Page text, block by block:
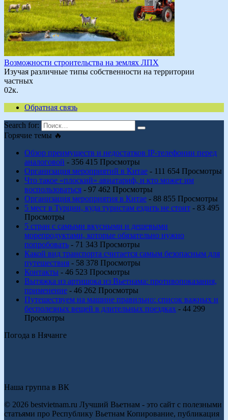
Возможности строительства на землях ЛПХ
Изучая различные типы собственности на территории
частных
02к.
Обратная связь
Search for:
Горячие темы 🔥
Обзор преимуществ и недостатков IP-телефонии перед
аналоговой - 356 415 Просмотры
Организация мероприятий в Китае - 111 654 Просмотры
Что такое «плоский» авиатариф, и кто может им
воспользоваться - 97 462 Просмотры
Организация мероприятия в Китае - 88 855 Просмотры
5 мест в Турции, куда туристам ездить не стоит - 83 495
Просмотры
5 стран с самыми вкусными и дешевыми
морепродуктами, которые обязательно нужно
попробовать - 71 343 Просмотры
Какой вид транспорта считается самым безопасным для
путешествия - 58 378 Просмотры
Контакты - 46 523 Просмотры
Вытяжка из артишока из Вьетнама: противопоказания,
применение - 46 262 Просмотры
Путешествуем на машине правильно: список важных и
бесполезных вещей в длительных поездках - 44 299
Просмотры
Погода в Нячанге
Наша группа в ВК
© 2026 bestvietnam.ru Лучший Вьетнам - это сайт с полезными
статьями про Республику Вьетнам Копирование, публикация